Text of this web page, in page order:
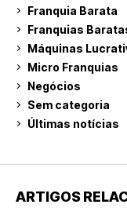
Franquia Barata
Franquias
Máquinas
Micro Franquias
Negócios
Sem categoria
Últimas notícias
ARTIGOS